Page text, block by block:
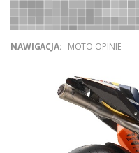
NAWIGACJA: MOTO OPINIE